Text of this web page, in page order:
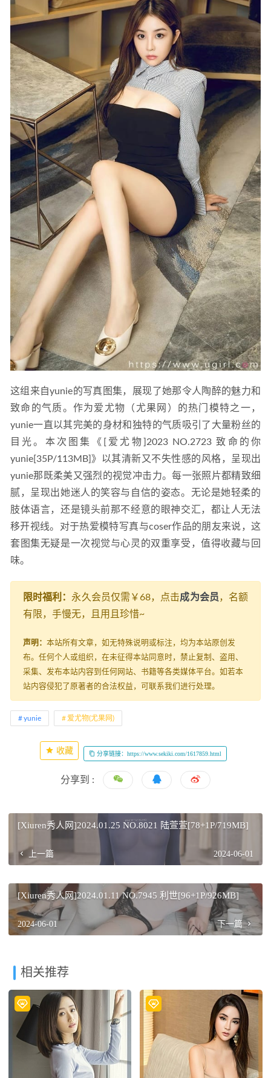
这组来自yunie的写真图集，展现了她那令人陶醉的魅力和
致命的气质。作为爱尤物（尤果网）的热门模特之一，
yunie一直以其完美的身材和独特的气质吸引了大量粉丝的
目光。本次图集《[爱尤物]2023 NO.2723 致命的你
yunie[35P/113MB]》以其清新又不失性感的风格，呈现出
yunie那既柔美又强烈的视觉冲击力。每一张照片都精致细
腻，呈现出她迷人的笑容与自信的姿态。无论是她轻柔的
肢体语言，还是镜头前那不经意的眼神交汇，都让人无法
移开视线。对于热爱模特写真与coser作品的朋友来说，这
套图集无疑是一次视觉与心灵的双重享受，值得收藏与回
味。
限时福利： 永久会员仅需￥68，点击成为会员，名额
有限，手慢无，且用且珍惜~
声明： 本站所有文章，如无特殊说明或标注，均为本站原创发
布。任何个人或组织，在未征得本站同意时，禁止复制、盗用、
采集、发布本站内容到任何网站、书籍等各类媒体平台。如若本
站内容侵犯了原著者的合法权益，可联系我们进行处理。
yunie 爱尤物(尤果网)
收藏 分享链接：https://www.sekiki.com/1617859.html
分享到 :
[Xiuren秀人网]2024.01.25 NO.8021 陆萱萱[78+1P/719MB]
上一篇 2024-06-01
[Xiuren秀人网]2024.01.11 NO.7945 利世[96+1P/926MB]
2024-06-01 下一篇
相关推荐